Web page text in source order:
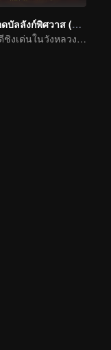
เลือดบัลลังก์พิศวาส (พากย์ไทย)
ชิงดีชิงเด่นในวังหลวง! สตรีเด็ดเดี่ยวลุกขึ้นสู้